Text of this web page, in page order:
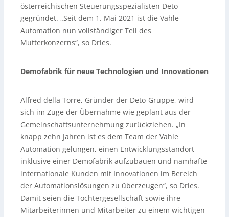
österreichischen Steuerungsspezialisten Deto
gegründet. „Seit dem 1. Mai 2021 ist die Vahle
Automation nun vollständiger Teil des
Mutterkonzerns“, so Dries.
Demofabrik für neue Technologien und Innovationen
Alfred della Torre, Gründer der Deto-Gruppe, wird
sich im Zuge der Übernahme wie geplant aus der
Gemeinschaftsunternehmung zurückziehen. „In
knapp zehn Jahren ist es dem Team der Vahle
Automation gelungen, einen Entwicklungsstandort
inklusive einer Demofabrik aufzubauen und namhafte
internationale Kunden mit Innovationen im Bereich
der Automationslösungen zu überzeugen“, so Dries.
Damit seien die Tochtergesellschaft sowie ihre
Mitarbeiterinnen und Mitarbeiter zu einem wichtigen